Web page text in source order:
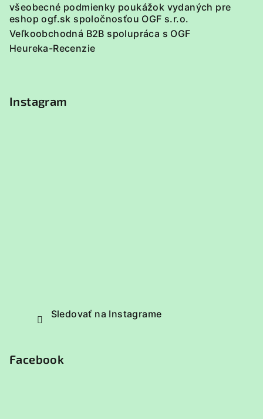
všeobecné podmienky poukážok vydaných pre
eshop ogf.sk spoločnosťou OGF s.r.o.
Veľkoobchodná B2B spolupráca s OGF
Heureka-Recenzie
Instagram
Sledovať na Instagrame
Facebook